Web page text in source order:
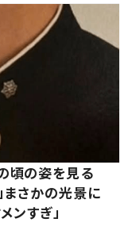
頃の姿を見る
まさかの光景に
ンすぎ」